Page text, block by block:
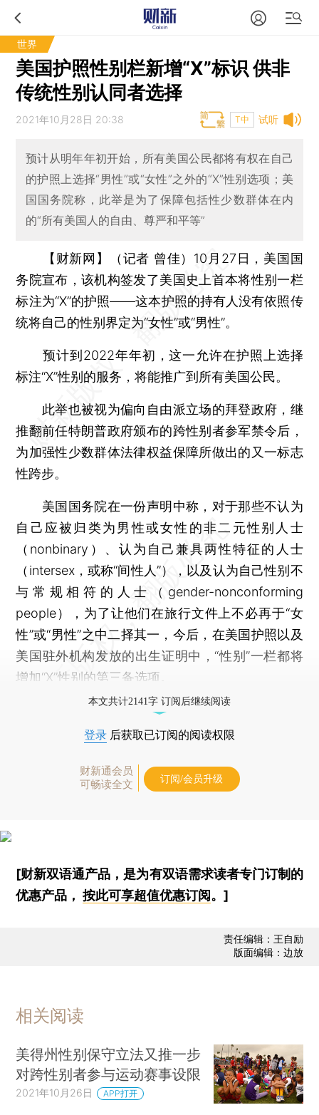
世界
美国护照性别栏新增“X”标识 供非
传统性别认同者选择
试听
2021年10月28日 20:38 T中
预计从明年年初开始，所有美国公民都将有权在自己
的护照上选择“男性”或“女性”之外的“X”性别选项；美
国国务院称，此举是为了保障包括性少数群体在内
的“所有美国人的自由、尊严和平等”
【财新网】（记者 曾佳） 10月27日，美国国
务院宣布，该机构签发了美国史上首本将性别一栏
标注为“X”的护照——这本护照的持有人没有依照传
统将自己的性别界定为“女性”或“男性”。
预计到2022年年初，这一允许在护照上选择
标注“X”性别的服务，将能推广到所有美国公民。
此举也被视为偏向自由派立场的拜登政府，继
推翻前任特朗普政府颁布的跨性别者参军禁令后，
为加强性少数群体法律权益保障所做出的又一标志
性跨步。
美国国务院在一份声明中称，对于那些不认为
自己应被归类为男性或女性的非二元性别人士
（nonbinary）、认为自己兼具两性特征的人士
（intersex，或称“间性人”），以及认为自己性别不
与常规相符的人士（gender-nonconforming
people），为了让他们在旅行文件上不必再于“女
性”或“男性”之中二择其一，今后，在美国护照以及
美国驻外机构发放的出生证明中，“性别”一栏都将
增加“X”性别的第三备选项。
本文共计2141字 订阅后继续阅读
登录 后获取已订阅的阅读权限
财新通会员
可畅读全文
订阅/会员升级
[财新双语通产品，是为有双语需求读者专门订制的
优惠产品，按此可享超值优惠订阅 。]
责任编辑：王自励
版面编辑：边放
相关阅读
美得州性别保守立法又推一步
对跨性别者参与运动赛事设限
2021年10月26日 APP打开